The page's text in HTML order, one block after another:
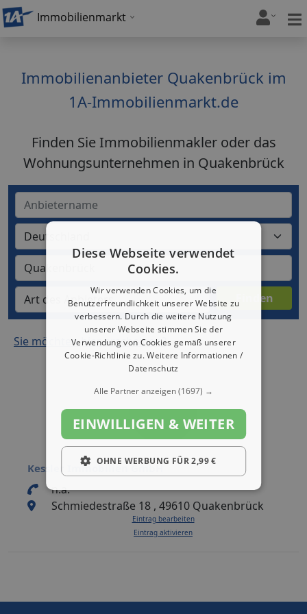
Immobilienmarkt
Immobilienanbieter Quakenbrück im
1A-Immobilienmarkt.de
Finden Sie Immobilienmakler oder das
Wohnungsunternehmen in Quakenbrück
Sie möchten hier erscheinen?
Kessler Immobilien GmbH
n.a.
Schmiedestraße 18 , 49610 Quakenbrück
Eintrag bearbeiten
Eintrag aktivieren
Diese Webseite verwendet
Cookies.
Wir verwenden Cookies, um die
Benutzerfreundlichkeit unserer Website zu
verbessern. Durch die weitere Nutzung
unserer Webseite stimmen Sie der
Verwendung von Cookies gemäß unserer
Cookie-Richtlinie zu.Weitere Informationen /
Datenschutz
Alle Partner anzeigen(1697) →
EINWILLIGEN & WEITER
OHNE WERBUNG FÜR 2,99 €